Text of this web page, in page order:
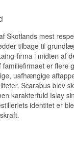
Se hele vores udvalg af
Lyt til vores podcast:
Aftapper:Hunter Laing
Region/Land: Islay,
Type: Single Islay Malt
ABV: 46 %
Størrelse: 70 CL
EAN nr.: 5060354267271
Smagsprofil
Røget · Ung · Maritim ·
Skotlands mest
tilbage til
firma i midten af
familiefirmaet er flere
uafhængige
Scarabus blev
karakterfuld Islay
identitet er